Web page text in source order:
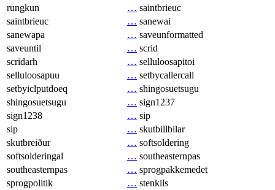
rungkun
… saintbrieuc
saintbrieuc
… sanewai
sanewapa
… saveunformatted
saveuntil
… scrid
scridarh
… selluloosapitoi
selluloosapuu
… setbycallercall
setbyiclputdoeq
… shingosuetsugu
shingosuetsugu
… sign1237
sign1238
… sip
sip
… skutbillbilar
skutbreiður
… softsoldering
softsolderingal
… southeasternpas
southeasternpas
… sprogpakkemedet
sprogpolitik
… stenkils